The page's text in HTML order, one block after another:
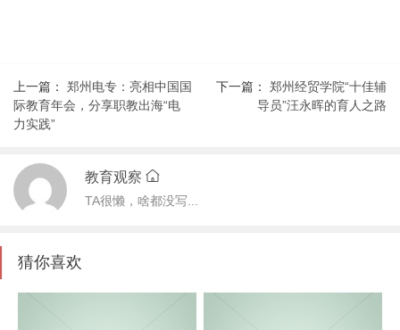
上一篇： 郑州电专：亮相中国国
际教育年会，分享职教出海“电
力实践”
下一篇： 郑州经贸学院“十佳辅
导员”汪永晖的育人之路
教育观察
TA很懒，啥都没写...
猜你喜欢